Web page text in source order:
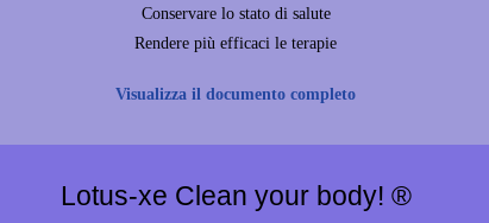
Conservare lo stato di salute
Rendere più efficaci le terapie
Visualizza il documento completo
Lotus-xe Clean your body! ®